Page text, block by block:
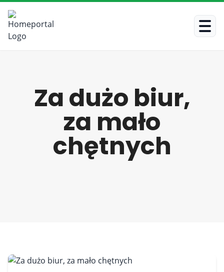
Za dużo biur,
za mało
chętnych